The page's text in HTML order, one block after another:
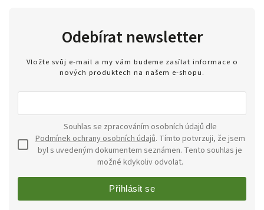
Odebírat newsletter
Vložte svůj e-mail a my vám budeme zasílat informace o
nových produktech na našem e-shopu.
Podmínek ochrany osobních údajů. Tímto potvrzuji, že jsem
byl s uvedeným dokumentem seznámen. Tento souhlas je
možné kdykoliv odvolat.
Přihlásit se